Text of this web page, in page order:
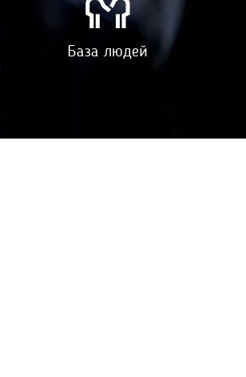
База людей